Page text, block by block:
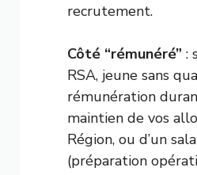
recrutement.
Côté “rémunéré” :
RSA, jeune sans
rémunération
maintien de vos
Région, ou d’un
(préparation